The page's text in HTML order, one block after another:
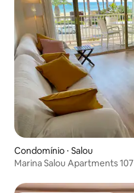
Condomínio ⋅ Salou
Marina Salou Apartments 107